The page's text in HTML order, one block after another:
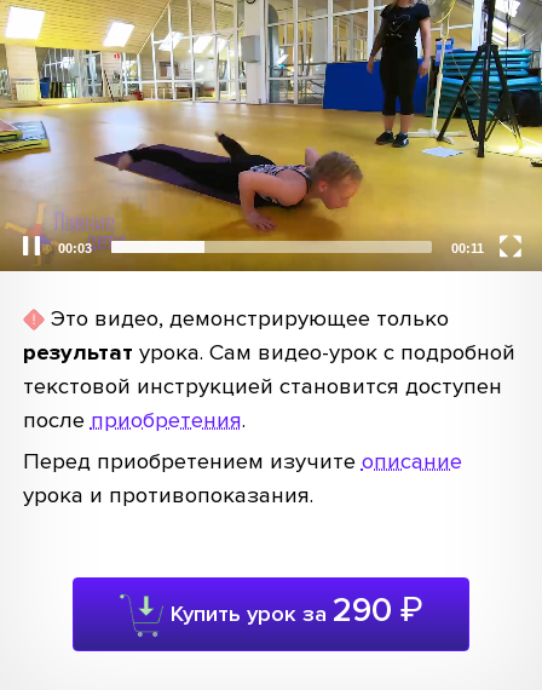
Player
00:03 00:11
Это видео, демонстрирующее только
результат урока. Сам видео-урок с подробной
текстовой инструкцией становится доступен
после приобретения.
Перед приобретением изучитеописание
урока и противопоказания.
Купить урок за290₽